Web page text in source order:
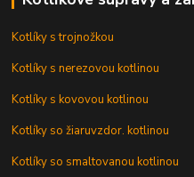
Kotlíky s trojnožkou
Kotlíky s nerezovou kotlinou
Kotlíky s kovovou kotlinou
Kotlíky so žiaruvzdor. kotlinou
Kotlíky so smaltovanou kotlinou